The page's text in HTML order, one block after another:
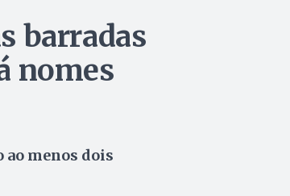
barradas
nomes
menos dois